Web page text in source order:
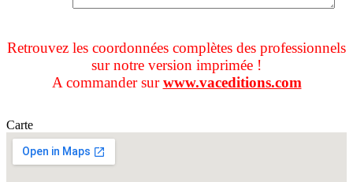
Retrouvez les coordonnées complètes des professionnels
sur notre version imprimée !
A commander surwww.vaceditions.com
Carte